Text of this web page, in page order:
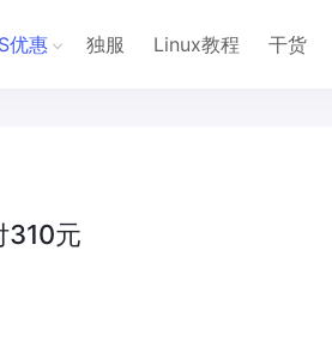
优惠 独服 Linux教程 干货
310元